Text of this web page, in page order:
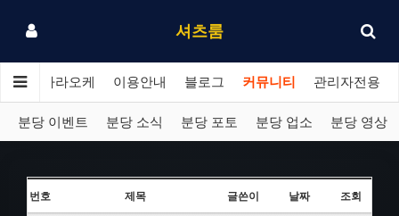
셔츠룸
분당 가라오케 이용안내 블로그 커뮤니티 관리자전용
분당 이벤트 분당 소식 분당 포토 분당 업소 분당 영상
번호 제목 글쓴이 날짜 조회